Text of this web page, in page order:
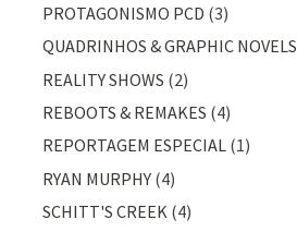
PROTAGONISMO PCD (3)
QUADRINHOS & GRAPHIC NOVELS
REALITY SHOWS (2)
REBOOTS & REMAKES (4)
REPORTAGEM ESPECIAL (1)
RYAN MURPHY (4)
SCHITT'S CREEK (4)